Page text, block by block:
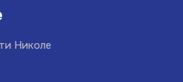
Николе